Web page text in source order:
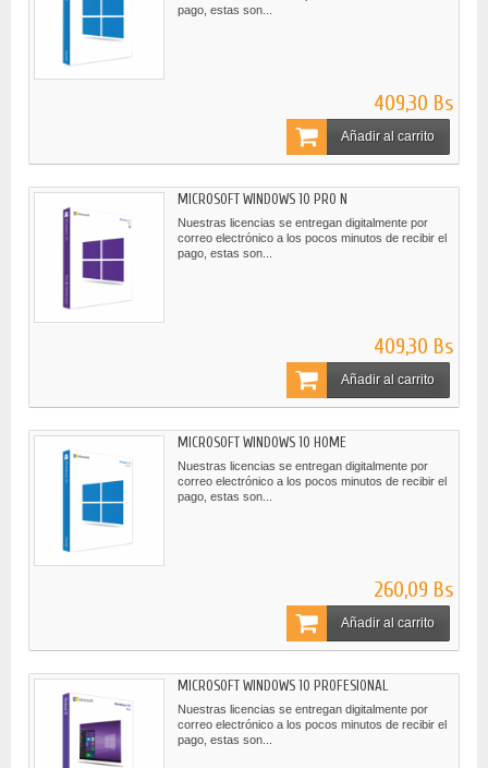
pago, estas son...
409,30 Bs
Añadir al carrito
MICROSOFT WINDOWS 10 PRO N
Nuestras licencias se entregan digitalmente por
correo electrónico a los pocos minutos de recibir el
pago, estas son...
409,30 Bs
Añadir al carrito
MICROSOFT WINDOWS 10 HOME
Nuestras licencias se entregan digitalmente por
correo electrónico a los pocos minutos de recibir el
pago, estas son...
260,09 Bs
Añadir al carrito
MICROSOFT WINDOWS 10 PROFESIONAL
Nuestras licencias se entregan digitalmente por
correo electrónico a los pocos minutos de recibir el
pago, estas son...